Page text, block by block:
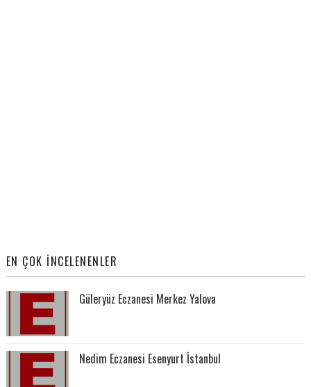
EN ÇOK İNCELENENLER
Güleryüz Eczanesi Merkez Yalova
Nedim Eczanesi Esenyurt İstanbul